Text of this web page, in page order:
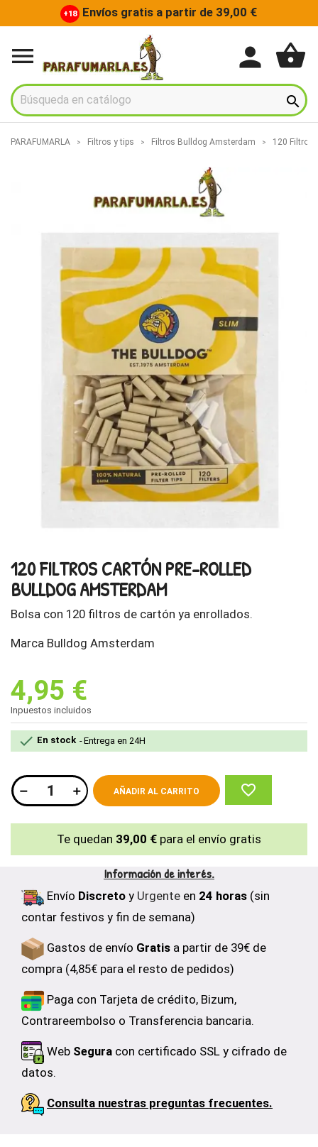
+18 Envíos gratis a partir de 39,00 €
 person shopping_basket

PARAFUMARLA Filtros y tips Filtros Bulldog Amsterdam 120 Filtros
120 FILTROS CARTÓN PRE-ROLLED
BULLDOG AMSTERDAM
Bolsa con 120 filtros de cartón ya enrollados.
Marca Bulldog Amsterdam
4,95 €
Inpuestos incluidos
 En stock Entrega en 24H
AÑADIR AL CARRITO favorite_border
Te quedan 39,00 € para el envío gratis
Información de interés.
Envío Discreto y Urgente en 24 horas (sin
contar festivos y fin de semana)
Gastos de envío Gratis a partir de 39€ de
compra (4,85€ para el resto de pedidos)
Paga con Tarjeta de crédito, Bizum,
Contrareembolso o Transferencia bancaria.
Web Segura con certificado SSL y cifrado de
datos.
Consulta nuestras preguntas frecuentes.